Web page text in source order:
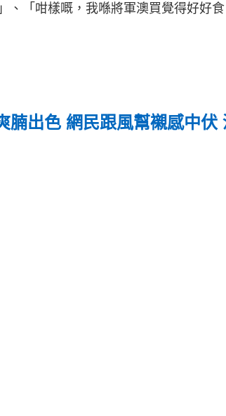
、「咁樣嘅，我喺將軍澳買覺得好好
腩出色 網民跟風幫襯感中伏